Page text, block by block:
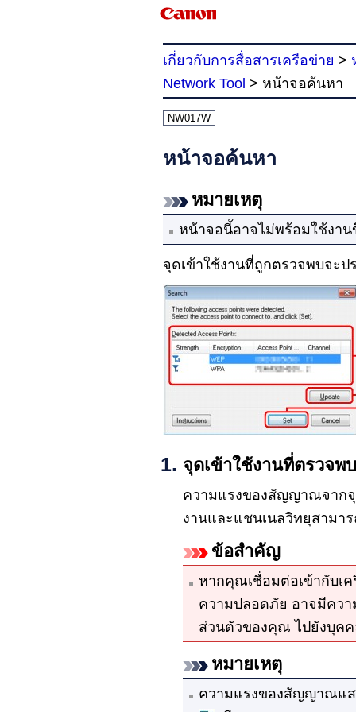
เกี่ยวกับการสื่อสารเครือข่าย >
Network Tool > หน้าจอค้นหา
NW017W
หน้าจอค้นหา
หมายเหตุ
หน้าจอนี้อาจไม่พร้อมใช้งา
จุดเข้าใช้งานที่ถูกตรวจพบจะป
จุดเข้าใช้งานที่ตรวจพ
ความแรงของสัญญาณจากจุ
งานและแชนเนลวิทยุสามา
ข้อสำคัญ
หากคุณเชื่อมต่อเข้ากับเ
ความปลอดภัย อาจมีควา
ส่วนตัวของคุณ ไปยังบุค
หมายเหตุ
ความแรงของสัญญาณแ